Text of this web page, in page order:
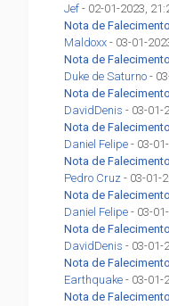
Jef - 02-01-2023,
Nota de
Maldoxx - 03-01-
Nota de
Duke de Saturno -
Nota de
DavidDenis - 03-01-
Nota de
Daniel Felipe - 03-
Nota de
Pedro Cruz - 03-01-
Nota de
Daniel Felipe - 03-
Nota de
DavidDenis - 03-01-
Nota de
Earthquake - 03-01-
Nota de